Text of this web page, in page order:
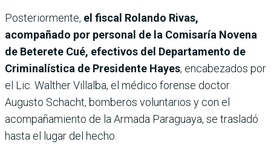
Posteriormente, el fiscal Rolando Rivas,
acompañado por personal de la Comisaría Novena
de Beterete Cué, efectivos del Departamento de
Criminalística de Presidente Hayes, encabezados por
el Lic. Walther Villalba, el médico forense doctor
Augusto Schacht, bomberos voluntarios y con el
acompañamiento de la Armada Paraguaya, se trasladó
hasta el lugar del hecho.